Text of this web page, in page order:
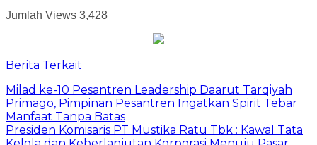
Jumlah Views 3,428
Berita Terkait
Milad ke-10 Pesantren Leadership Daarut Tarqiyah
Primago, Pimpinan Pesantren Ingatkan Spirit Tebar
Manfaat Tanpa Batas
Presiden Komisaris PT Mustika Ratu Tbk : Kawal Tata